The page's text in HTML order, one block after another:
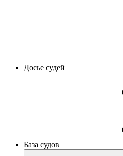
Досье судей
База судов